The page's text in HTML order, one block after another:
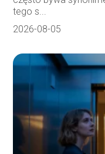
tego s...
2026-08-05